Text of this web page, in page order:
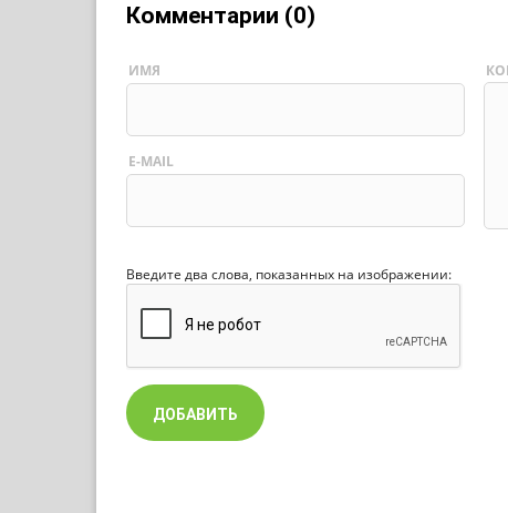
Комментарии (0)
ИМЯ
E-MAIL
Введите два слова, показанных на изображении: